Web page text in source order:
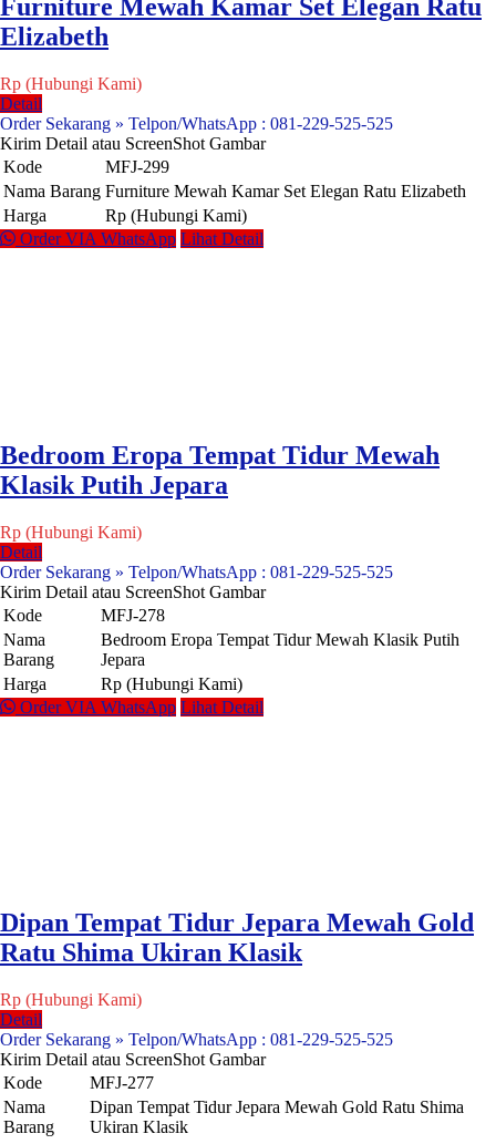
Furniture Mewah Kamar Set Elegan Ratu
Elizabeth
Rp (Hubungi Kami)
Detail
Order Sekarang » Telpon/WhatsApp : 081-229-525-525
Kirim Detail atau ScreenShot Gambar
Kode
MFJ-299
Nama Barang Furniture Mewah Kamar Set Elegan Ratu Elizabeth
Harga
Rp (Hubungi Kami)
Order VIA WhatsApp Lihat Detail
Bedroom Eropa Tempat Tidur Mewah
Klasik Putih Jepara
Rp (Hubungi Kami)
Detail
Order Sekarang » Telpon/WhatsApp : 081-229-525-525
Kirim Detail atau ScreenShot Gambar
Kode
MFJ-278
Nama
Barang
Bedroom Eropa Tempat Tidur Mewah Klasik Putih
Jepara
Harga
Rp (Hubungi Kami)
Order VIA WhatsApp Lihat Detail
Dipan Tempat Tidur Jepara Mewah Gold
Ratu Shima Ukiran Klasik
Rp (Hubungi Kami)
Detail
Order Sekarang » Telpon/WhatsApp : 081-229-525-525
Kirim Detail atau ScreenShot Gambar
Kode
MFJ-277
Nama
Barang
Dipan Tempat Tidur Jepara Mewah Gold Ratu Shima
Ukiran Klasik